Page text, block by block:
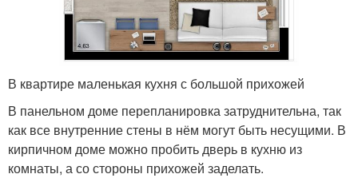
В квартире маленькая кухня с большой прихожей
В панельном доме перепланировка затруднительна, так
как все внутренние стены в нём могут быть несущими. В
кирпичном доме можно пробить дверь в кухню из
комнаты, а со стороны прихожей заделать.